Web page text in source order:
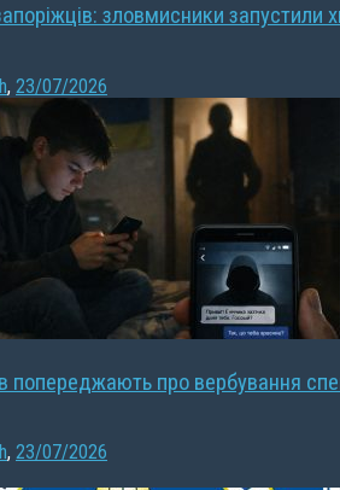
зловмисники запустили
, 23/07/2026
попереджають про вербування
, 23/07/2026